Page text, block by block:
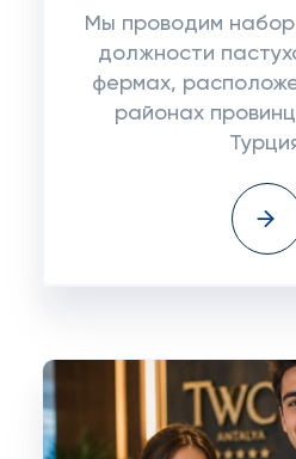
Мы проводим
должности
фермах,
районах